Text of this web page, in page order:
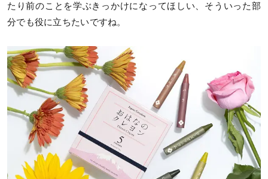
たり前のことを学ぶきっかけになってほしい、そういった部
分でも役に立ちたいですね。